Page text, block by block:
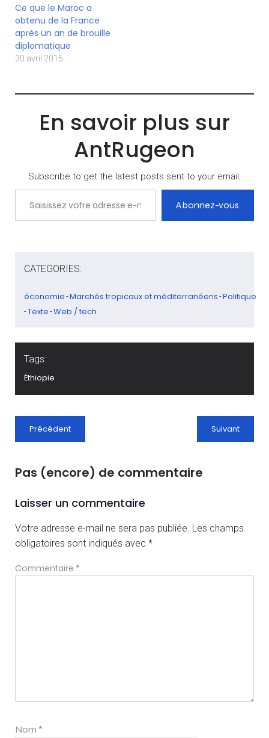
imprègne en profondeur
les rouages de l’économie
éthiopienne. Il avait l’image
d’un « lecteur assidu
de The Economist et des…
Ce que le Maroc a
obtenu de la France
après un an de brouille
diplomatique
30 avril 2015
En savoir plus sur
AntRugeon
Subscribe to get the latest posts sent to your email.
Saisissez votre adresse e-mail…
Abonnez-vous
CATEGORIES:
économie -Marchés tropicaux et méditerranéens -Politique
-Texte -Web / tech
Tags:
Éthiopie
Précédent Suivant
Pas (encore) de commentaire
Laisser un commentaire
Votre adresse e-mail ne sera pas publiée. Les champs
obligatoires sont indiqués avec *
Commentaire *
Nom *